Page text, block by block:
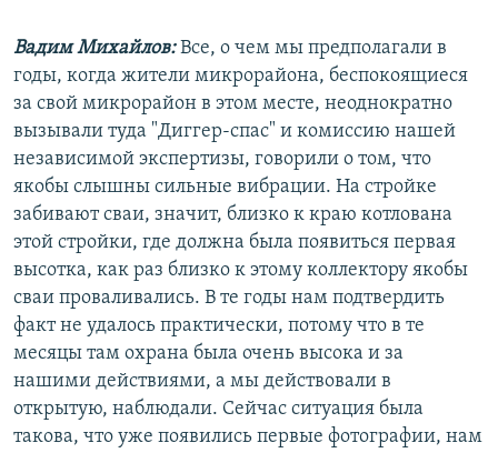
Вадим Михайлов:Все, о чем мы предполагали в
годы, когда жители микрорайона, беспокоящиеся
за свой микрорайон в этом месте, неоднократно
вызывали туда "Диггер-спас" и комиссию нашей
независимой экспертизы, говорили о том, что
якобы слышны сильные вибрации. На стройке
забивают сваи, значит, близко к краю котлована
этой стройки, где должна была появиться первая
высотка, как раз близко к этому коллектору якобы
сваи проваливались. В те годы нам подтвердить
факт не удалось практически, потому что в те
месяцы там охрана была очень высока и за
нашими действиями, а мы действовали в
открытую, наблюдали. Сейчас ситуация была
такова, что уже появились первые фотографии, нам